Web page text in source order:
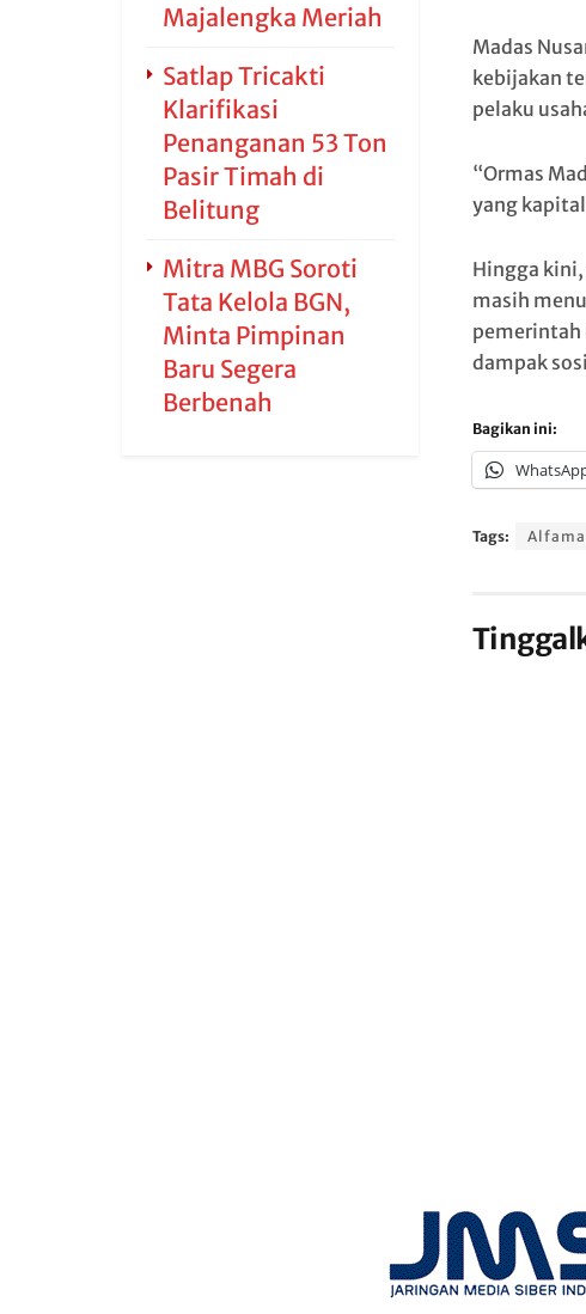
Madas
kebijakan
pelaku
“Ormas
yang
Hingga
masih
pemerintah
dampak
Bagikan ini:
Tags:
Majalengka Meriah
Satlap Tricakti
Klarifikasi
Penanganan 53 Ton
Pasir Timah di
Belitung
Mitra MBG Soroti
Tata Kelola BGN,
Minta Pimpinan
Baru Segera
Berbenah